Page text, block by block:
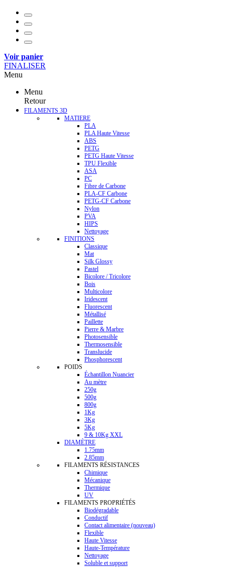
Voir panier
FINALISER
Menu
Menu
Retour
FILAMENTS 3D
MATIERE
PLA
PLA Haute Vitesse
ABS
PETG
PETG Haute Vitesse
TPU Flexible
ASA
PC
Fibre de Carbone
PLA-CF Carbone
PETG-CF Carbone
Nylon
PVA
HIPS
Nettoyage
FINITIONS
Classique
Mat
Silk Glossy
Pastel
Bicolore / Tricolore
Bois
Multicolore
Iridescent
Fluorescent
Métallisé
Paillette
Pierre & Marbre
Photosensible
Thermosensible
Translucide
Phosphorescent
POIDS
Échantillon Nuancier
Au mètre
250g
500g
800g
1Kg
3Kg
5Kg
9 & 10Kg XXL
DIAMÈTRE
1.75mm
2.85mm
FILAMENTS RÉSISTANCES
Chimique
Mécanique
Thermique
UV
FILAMENTS PROPRIÉTÉS
Biodégradable
Conductif
Contact alimentaire (nouveau)
Flexible
Haute Vitesse
Haute-Température
Nettoyage
Soluble et support